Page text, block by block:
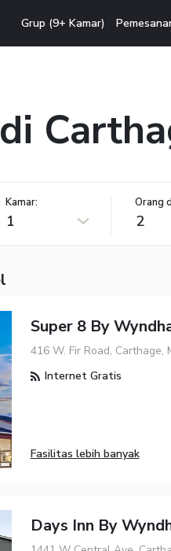
Grup (9+ Kamar)
Kamar:
1
Orang
2
Super 8 By
416 W. Fir Road, Carthage,
Internet Gratis
Fasilitas lebih banyak
Days Inn By